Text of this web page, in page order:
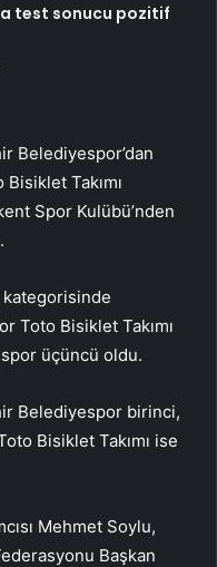
test sonucu pozitif
Belediyespor’dan
Takımı
Spor Kulübü’nden
kategorisinde
Toto Bisiklet Takımı
üçüncü oldu.
Belediyespor birinci,
Bisiklet Takımı ise
Mehmet Soylu,
Başkan